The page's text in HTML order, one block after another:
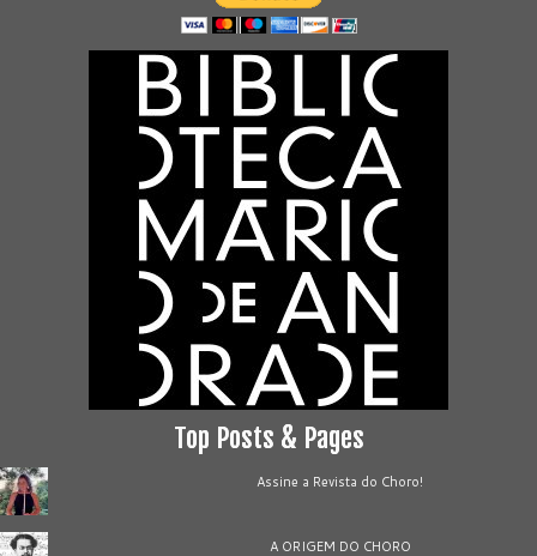
Top Posts & Pages
Assine a Revista do Choro!
A ORIGEM DO CHORO